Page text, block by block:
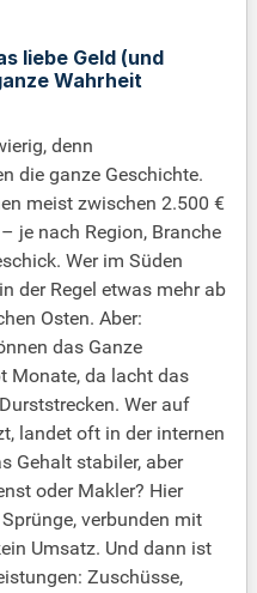
liebe Geld (und
Wahrheit
denn
die ganze Geschichte.
meist zwischen 2.500 €
je nach Region, Branche
Wer im Süden
der Regel etwas mehr ab
Osten. Aber:
das Ganze
Monate, da lacht das
Wer auf
landet oft in der internen
Gehalt stabiler, aber
oder Makler? Hier
verbunden mit
Umsatz. Und dann ist
Zuschüsse,